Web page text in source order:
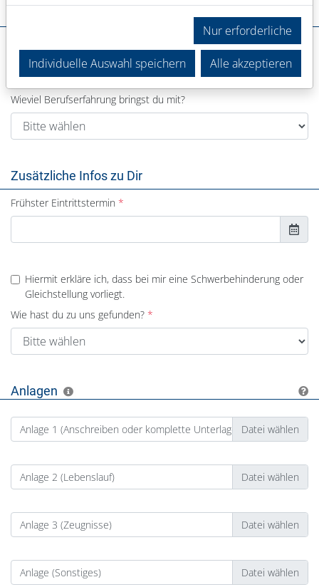
Wieviel Berufserfahrung bringst du mit?
Zusätzliche Infos zu Dir
Frühster Eintrittstermin
Hiermit erkläre ich, dass bei mir eine Schwerbehinderung oder
Gleichstellung vorliegt.
Wie hast du zu uns gefunden?
Anlagen
Anlage 1 (Anschreiben oder komplette Unterlagen)
Anlage 2 (Lebenslauf)
Anlage 3 (Zeugnisse)
Anlage (Sonstiges)
Nur erforderliche
Individuelle Auswahl speichern Alle akzeptieren